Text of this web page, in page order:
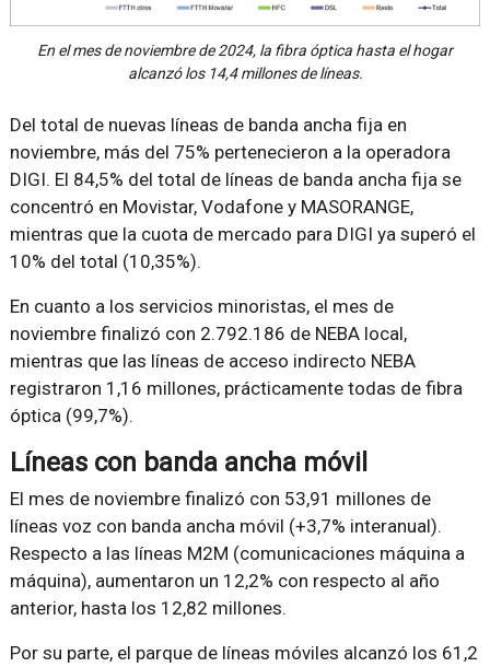
En el mes de noviembre de 2024, la fibra óptica hasta el hogar
alcanzó los 14,4 millones de líneas.
Del total de nuevas líneas de banda ancha fija en
noviembre, más del 75% pertenecieron a la operadora
DIGI. El 84,5% del total de líneas de banda ancha fija se
concentró en Movistar, Vodafone y MASORANGE,
mientras que la cuota de mercado para DIGI ya superó el
10% del total (10,35%).
En cuanto a los servicios minoristas, el mes de
noviembre finalizó con 2.792.186 de NEBA local,
mientras que las líneas de acceso indirecto NEBA
registraron 1,16 millones, prácticamente todas de fibra
óptica (99,7%).
Líneas con banda ancha móvil
El mes de noviembre finalizó con 53,91 millones de
líneas voz con banda ancha móvil (+3,7% interanual).
Respecto a las líneas M2M (comunicaciones máquina a
máquina), aumentaron un 12,2% con respecto al año
anterior, hasta los 12,82 millones.
Por su parte, el parque de líneas móviles alcanzó los 61,2